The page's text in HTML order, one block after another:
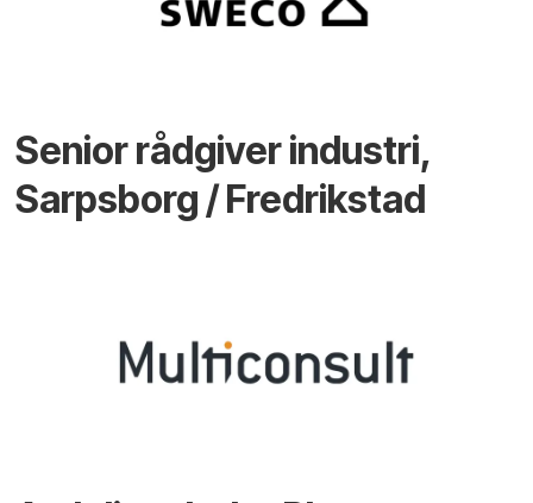
Senior rådgiver industri,
Sarpsborg / Fredrikstad